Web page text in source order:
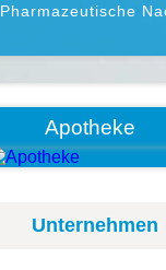
Pharmazeutische
Apotheke
Unternehmen